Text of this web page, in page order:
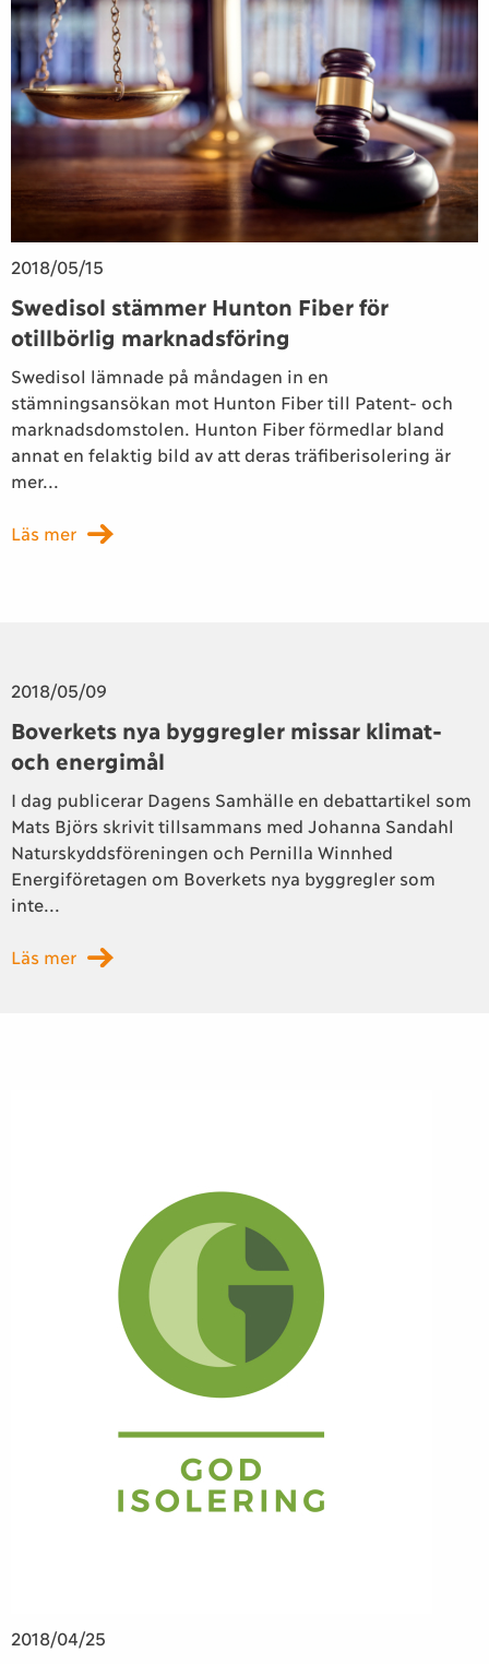
2018/05/15
Swedisol stämmer Hunton Fiber för
otillbörlig marknadsföring
Swedisol lämnade på måndagen in en
stämningsansökan mot Hunton Fiber till Patent- och
marknadsdomstolen. Hunton Fiber förmedlar bland
annat en felaktig bild av att deras träfiberisolering är
mer...
Läs mer
2018/05/09
Boverkets nya byggregler missar klimat-
och energimål
I dag publicerar Dagens Samhälle en debattartikel som
Mats Björs skrivit tillsammans med Johanna Sandahl
Naturskyddsföreningen och Pernilla Winnhed
Energiföretagen om Boverkets nya byggregler som
inte...
Läs mer
2018/04/25